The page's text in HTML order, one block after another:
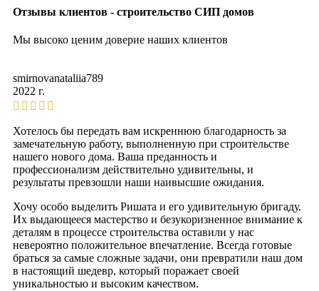
Отзывы клиентов - строительство СИП домов
Мы высоко ценим доверие наших клиентов
smirnovanataliia789
2022 г.
Хотелось бы передать вам искреннюю благодарность за
замечательную работу, выполненную при строительстве
нашего нового дома. Ваша преданность и
профессионализм действительно удивительны, и
результаты превзошли наши наивысшие ожидания.
Хочу особо выделить Ришата и его удивительную бригаду.
Их выдающееся мастерство и безукоризненное внимание к
деталям в процессе строительства оставили у нас
невероятно положительное впечатление. Всегда готовые
браться за самые сложные задачи, они превратили наш дом
в настоящий шедевр, который поражает своей
уникальностью и высоким качеством.